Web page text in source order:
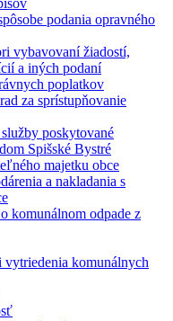
podania opravného
vybavovaní žiadostí,
a iných podaní
poplatkov
za sprístupňovanie
poskytované
Spišské Bystré
majetku obce
a nakladania s
komunálnom odpade z
vytriedenia komunálnych